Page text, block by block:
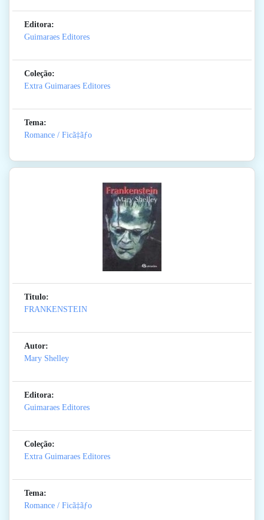
Editora:
Guimaraes Editores
Coleção:
Extra Guimaraes Editores
Tema:
Romance / Ficã‡ãƒo
Titulo:
FRANKENSTEIN
Autor:
Mary Shelley
Editora:
Guimaraes Editores
Coleção:
Extra Guimaraes Editores
Tema:
Romance / Ficã‡ãƒo